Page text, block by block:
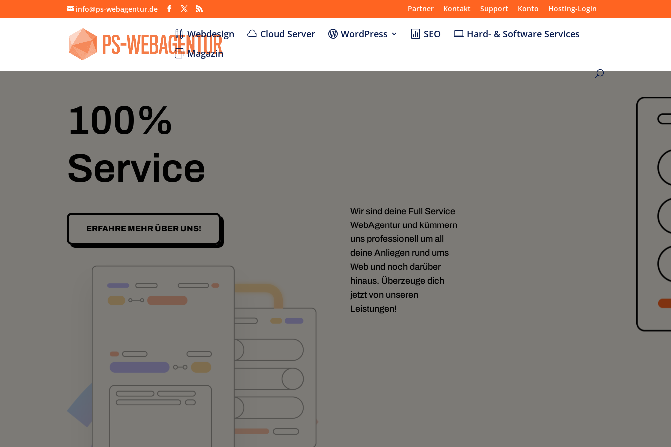
info@ps-webagentur.de Partner Kontakt Support Konto Hosting-Login
Webdesign Cloud Server WordPress SEO
Hard- & Software Services
Magazin
100%
Service
ERFAHRE MEHR ÜBER UNS!
Wir sind deine Full Service
WebAgentur und kümmern
uns professionell um all
deine Anliegen rund ums
Web und noch darüber
hinaus. Überzeuge dich
jetzt von unseren
Leistungen!